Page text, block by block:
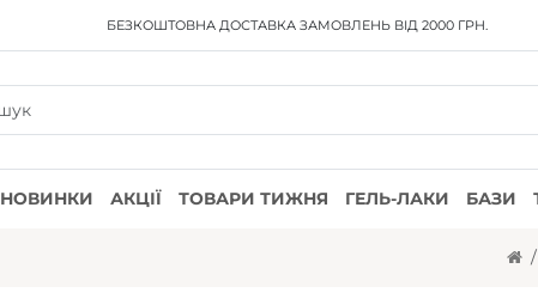
БЕЗКОШТОВНА ДОСТАВКАЗАМОВЛЕНЬ ВІД 2000 ГРН.
НОВИНКИ АКЦІЇ ТОВАРИ ТИЖНЯ ГЕЛЬ-ЛАКИ БАЗИ